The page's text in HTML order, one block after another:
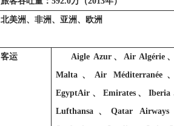
北美洲、非洲、亚洲、欧洲
客运 Aigle Azur 、 Air Algérie
Malta 、 Air Méditerranée
EgyptAir 、 Emirates、 Iberia
Lufthansa 、Qatar Airways